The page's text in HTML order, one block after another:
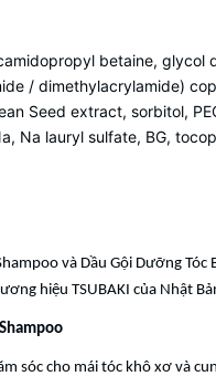
betaine,
/ dimethylacrylamide)
Seed extract, sorbitol,
Na lauryl sulfate, BG,
và Dầu Gội Dưỡng
hiệu TSUBAKI của Nhật
sóc cho mái tóc khô xơ và